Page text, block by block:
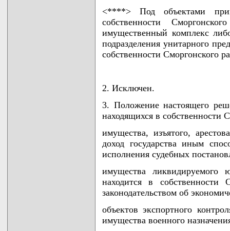
<****> Под объектами
собственности
имущественный комплекс
подразделения унитарного
собственности Сморгонского
2. Исключен.
3. Положение настоящего
находящихся в собственности
имущества, изъятого,
доход государства иным
исполнения судебных
имущества ликвидируемого
находится в собственности
законодательством об
объектов экспортного
имущества военного